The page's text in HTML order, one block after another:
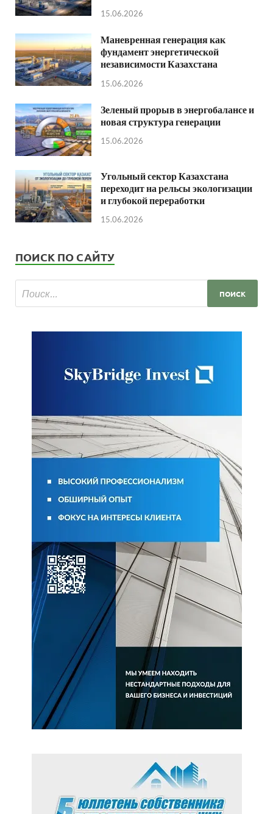
15.06.2026
Маневренная генерация как
фундамент энергетической
независимости Казахстана
15.06.2026
Зеленый прорыв в энергобалансе и
новая структура генерации
15.06.2026
Угольный сектор Казахстана
переходит на рельсы экологизации
и глубокой переработки
15.06.2026
ПОИСК ПО САЙТУ